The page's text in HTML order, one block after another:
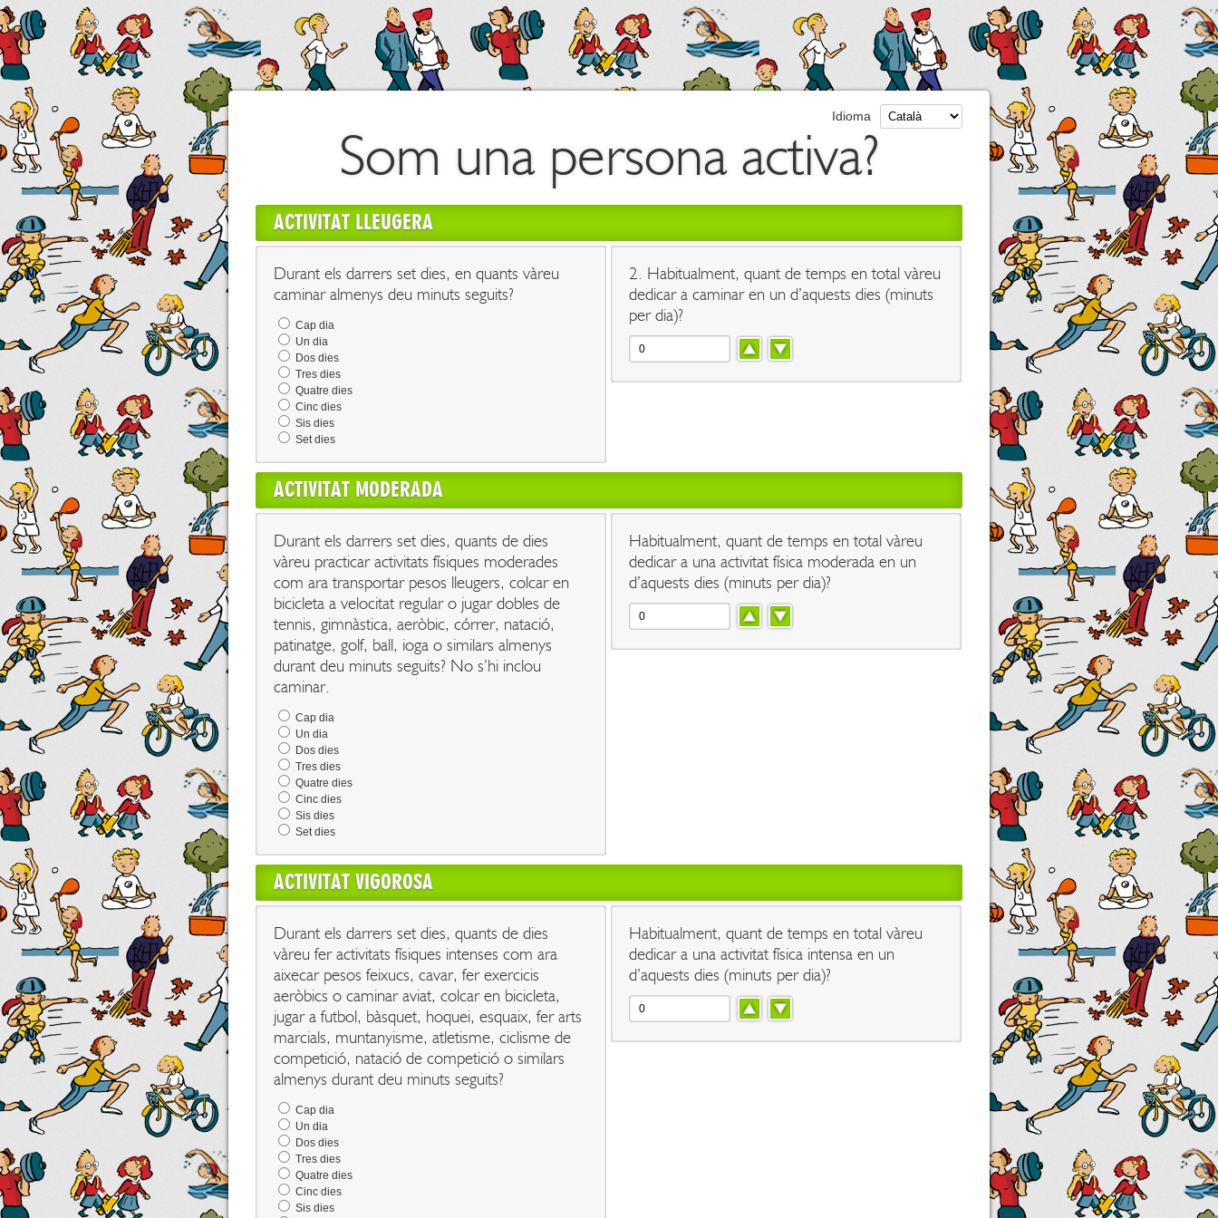
Idioma
Som una persona activa?
ACTIVITAT LLEUGERA
Durant els darrers set dies, en quants vàreu
caminar almenys deu minuts seguits?
Cap dia
Un dia
Dos dies
Tres dies
Quatre dies
Cinc dies
Sis dies
Set dies
2. Habitualment, quant de temps en total vàreu
dedicar a caminar en un d’aquests dies (minuts
per dia)?
ACTIVITAT MODERADA
Durant els darrers set dies, quants de dies
vàreu practicar activitats físiques moderades
com ara transportar pesos lleugers, colcar en
bicicleta a velocitat regular o jugar dobles de
tennis, gimnàstica, aeròbic, córrer, natació,
patinatge, golf, ball, ioga o similars almenys
durant deu minuts seguits? No s’hi inclou
caminar.
Cap dia
Un dia
Dos dies
Tres dies
Quatre dies
Cinc dies
Sis dies
Set dies
Habitualment, quant de temps en total vàreu
dedicar a una activitat física moderada en un
d’aquests dies (minuts per dia)?
ACTIVITAT VIGOROSA
Durant els darrers set dies, quants de dies
vàreu fer activitats físiques intenses com ara
aixecar pesos feixucs, cavar, fer exercicis
aeròbics o caminar aviat, colcar en bicicleta,
jugar a futbol, bàsquet, hoquei, esquaix, fer arts
marcials, muntanyisme, atletisme, ciclisme de
competició, natació de competició o similars
almenys durant deu minuts seguits?
Cap dia
Un dia
Dos dies
Tres dies
Quatre dies
Cinc dies
Sis dies
Habitualment, quant de temps en total vàreu
dedicar a una activitat física intensa en un
d’aquests dies (minuts per dia)?